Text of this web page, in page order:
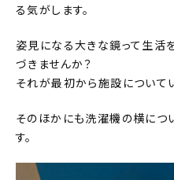
る気がします。
姿見になる大きな鏡って生活
づきませんか？
それが最初から施設について
そのほかにも洗濯機の横につ
す。